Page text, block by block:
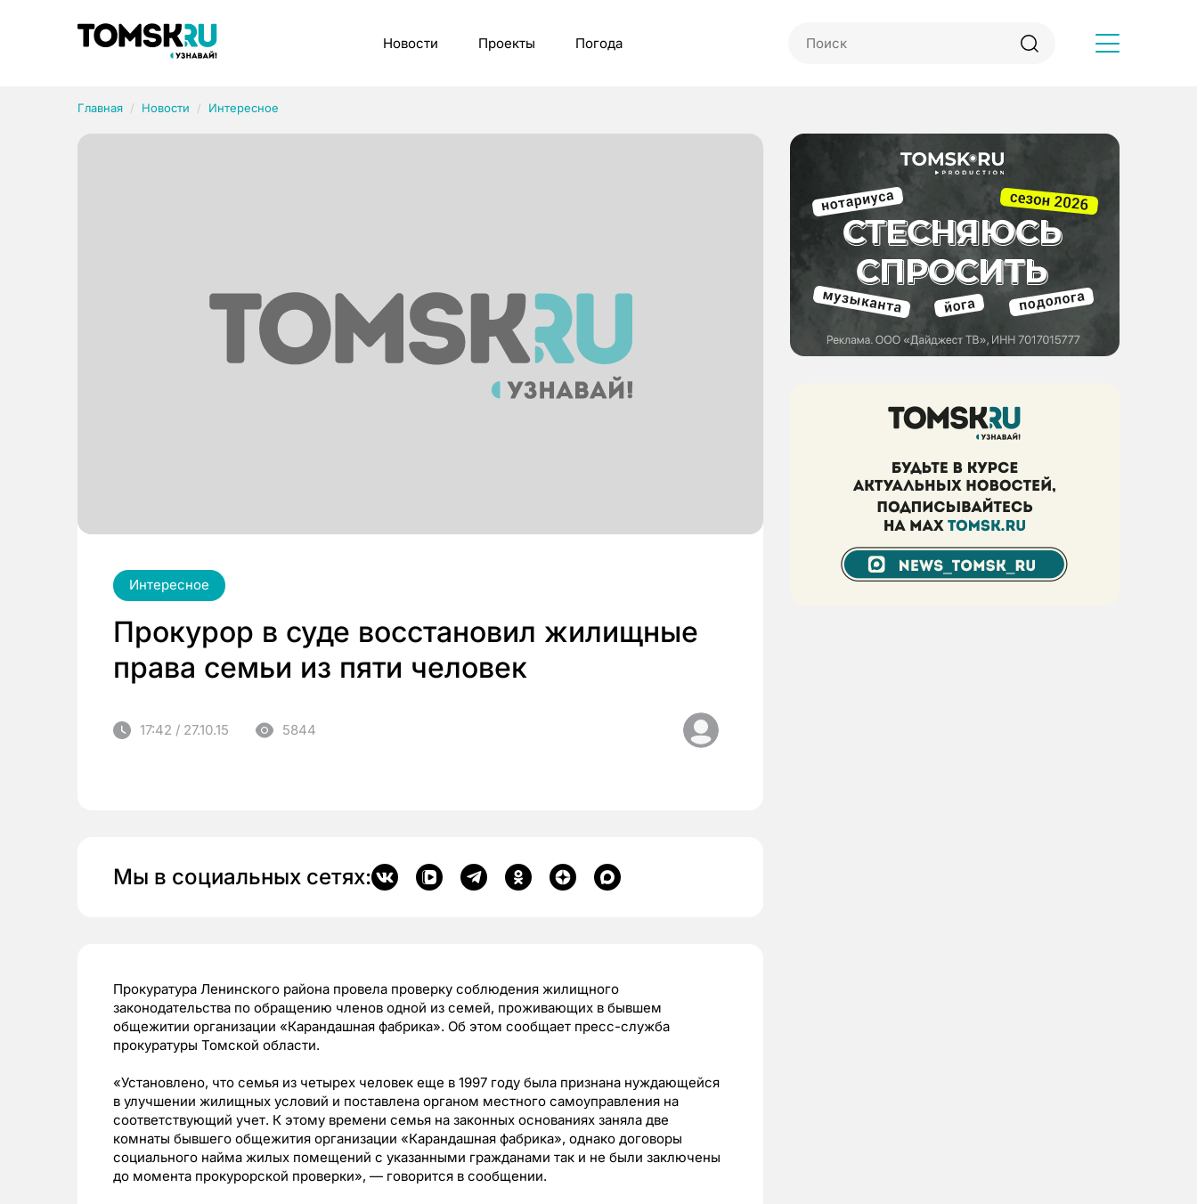
Новости Проекты Погода
Главная Новости Интересное
Интересное
Прокурор в суде восстановил жилищные
права семьи из пяти человек
17:42 / 27.10.15 5844
Мы в социальных сетях:
Прокуратура Ленинского района провела проверку соблюдения жилищного
законодательства по обращению членов одной из семей, проживающих в бывшем
общежитии организации «Карандашная фабрика». Об этом сообщает пресс-служба
прокуратуры Томской области.
«Установлено, что семья из четырех человек еще в 1997 году была признана нуждающейся
в улучшении жилищных условий и поставлена органом местного самоуправления на
соответствующий учет. К этому времени семья на законных основаниях заняла две
комнаты бывшего общежития организации «Карандашная фабрика», однако договоры
социального найма жилых помещений с указанными гражданами так и не были заключены
до момента прокурорской проверки», — говорится в сообщении.
Рубрики